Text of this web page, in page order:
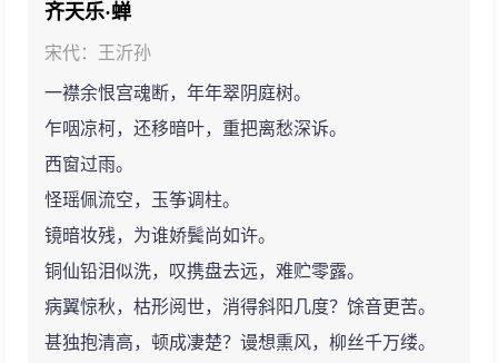
齐天乐·蝉
宋代：王沂孙
一襟余恨宫魂断，年年翠阴庭树。
乍咽凉柯，还移暗叶，重把离愁深诉。
西窗过雨。
怪瑶佩流空，玉筝调柱。
镜暗妆残，为谁娇鬓尚如许。
铜仙铅泪似洗，叹携盘去远，难贮零露。
病翼惊秋，枯形阅世，消得斜阳几度？馀音更苦。
甚独抱清高，顿成凄楚？谩想熏风，柳丝千万缕。